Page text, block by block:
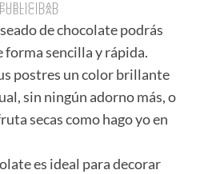
PUBLICIDAD
PUBLICIDAD
de chocolate podrás
sencilla y rápida.
postres un color brillante
sin ningún adorno más, o
secas como hago yo en
es ideal para decorar